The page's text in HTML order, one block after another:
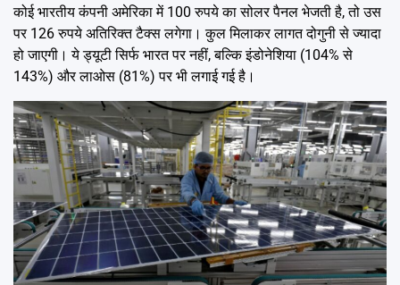
कोई भारतीय कंपनी अमेरिका में 100 रुपये का सोलर पैनल भेजती है, तो उस
पर 126 रुपये अतिरिक्त टैक्स लगेगा। कुल मिलाकर लागत दोगुनी से ज्यादा
हो जाएगी। ये ड्यूटी सिर्फ भारत पर नहीं, बल्कि इंडोनेशिया (104% से
143%) और लाओस (81%) पर भी लगाई गई है।